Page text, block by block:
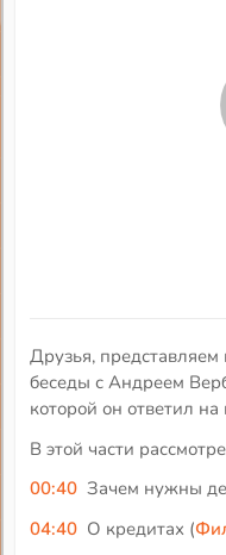
Друзья,
беседы с Андреем
которой он ответил
В этой части
00:40 Зачем нужны
04:40 О кредитах (